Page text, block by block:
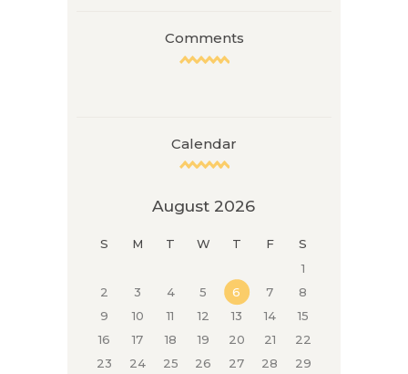
Comments
Calendar
August 2026
S M T W T F
S
1
2
3 4 5 6 7
8
9
10 11 12 13 14
15
16
17 18 19 20 21
22
23
24 25 26 27 28
29